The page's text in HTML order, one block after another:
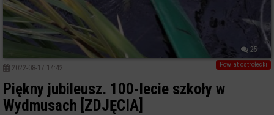
25
Powiat ostrołecki
2022-08-17 14:42
Piękny jubileusz. 100-lecie szkoły w
Wydmusach [ZDJĘCIA]